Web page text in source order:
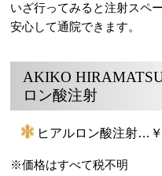
いざ行ってみると注射スペ
安心して通院できます。
AKIKO
ロン酸注射
ヒアルロン酸注射…
※価格はすべて税不明